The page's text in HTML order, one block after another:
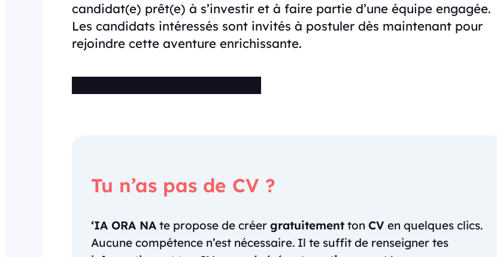
candidat(e) prêt(e) à s’investir et à faire partie d’une équipe engagée.
Les candidats intéressés sont invités à postuler dès maintenant pour
rejoindre cette aventure enrichissante.
Tu n’as pas de CV ?
‘IA ORA NA te propose de créer gratuitement ton CV en quelques clics.
Aucune compétence n’est nécessaire. Il te suffit de renseigner tes